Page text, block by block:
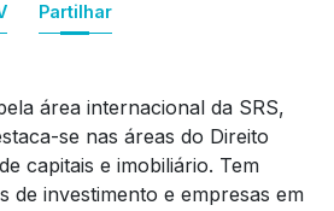
Partilhar
área internacional da SRS,
se nas áreas do Direito
capitais e imobiliário. Tem
de investimento e empresas em